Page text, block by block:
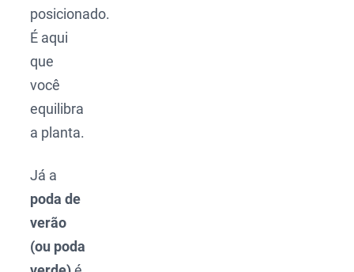
posicionado.
É aqui
que
você
equilibra
a planta.
Já a
poda de
verão
(ou poda